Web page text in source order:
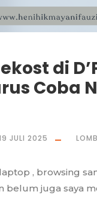
di
Coba
JULI 2025
, browsing
belum juga saya